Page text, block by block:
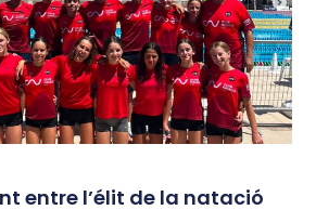
entre l’élit de la natació